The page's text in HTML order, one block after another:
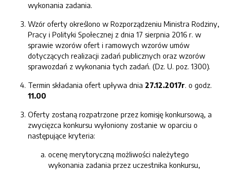
wykonania zadania.
Wzór oferty określono w Rozporządzeniu Ministra Rodziny,
Pracy i Polityki Społecznej z dnia 17 sierpnia 2016 r. w
sprawie wzorów ofert i ramowych wzorów umów
dotyczących realizacji zadań publicznych oraz wzorów
sprawozdań z wykonania tych zadań. (Dz. U. poz. 1300).
Termin składania ofert upływa dnia 27.12.2017r. o godz.
11.00
Oferty zostaną rozpatrzone przez komisję konkursową, a
zwycięzca konkursu wyłoniony zostanie w oparciu o
następujące kryteria:
ocenę merytoryczną możliwości należytego
wykonania zadania przez uczestnika konkursu,